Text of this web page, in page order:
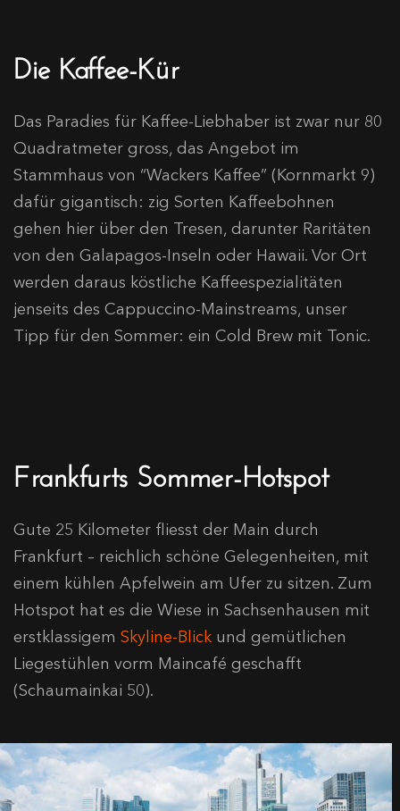
Die Kaffee-Kür
Das Paradies für Kaffee-Liebhaber ist zwar nur 80
Quadratmeter gross, das Angebot im
Stammhaus von “Wackers Kaffee” (Kornmarkt 9)
dafür gigantisch: zig Sorten Kaffeebohnen
gehen hier über den Tresen, darunter Raritäten
von den Galapagos-Inseln oder Hawaii. Vor Ort
werden daraus köstliche Kaffeespezialitäten
jenseits des Cappuccino-Mainstreams, unser
Tipp für den Sommer: ein Cold Brew mit Tonic.
Frankfurts Sommer-Hotspot
Gute 25 Kilometer fliesst der Main durch
Frankfurt – reichlich schöne Gelegenheiten, mit
einem kühlen Apfelwein am Ufer zu sitzen. Zum
Hotspot hat es die Wiese in Sachsenhausen mit
erstklassigem Skyline-Blick und gemütlichen
Liegestühlen vorm Maincafé geschafft
(Schaumainkai 50).